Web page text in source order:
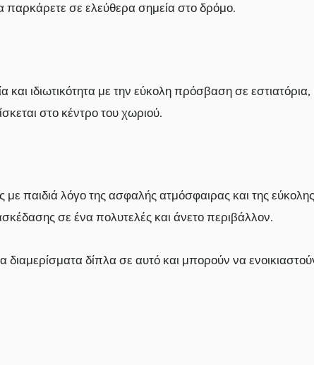
παρκάρετε σε ελεύθερα σημεία στο δρόμο.
και ιδιωτικότητα με την εύκολη πρόσβαση σε
στο κέντρο του χωριού.
με παιδιά λόγο της ασφαλής ατμόσφαιρας και της
σε ένα πολυτελές και άνετο περιβάλλον.
δίπλα σε αυτό και μπορούν να